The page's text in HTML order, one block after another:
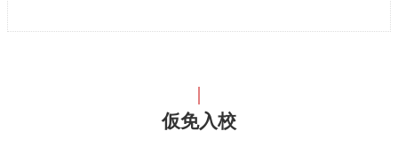
仮免入校